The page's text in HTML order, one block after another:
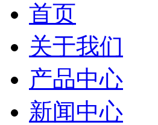
首页
关于我们
产品中心
新闻中心